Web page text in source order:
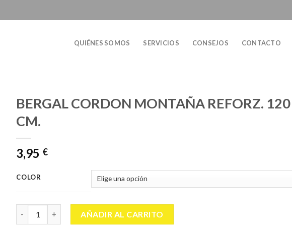
QUIÉNES SOMOS SERVICIOS CONSEJOS CONTACTO
BERGAL CORDON MONTAÑA REFORZ. 120
CM.
3,95 €
COLOR
BERGAL CORDON MONTAÑA REFORZ. 120 CM. cantidad
AÑADIR AL CARRITO